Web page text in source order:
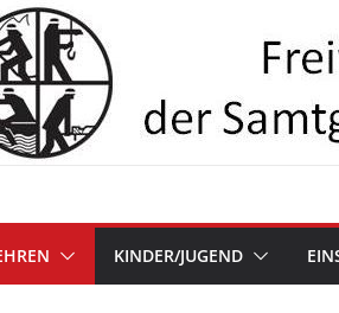
KINDER/JUGEND